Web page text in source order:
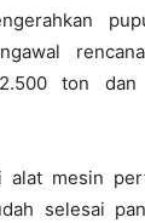
ton
alat mesin
selesai